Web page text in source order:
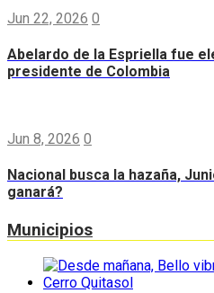
Jun 22, 2026 0
Abelardo de la Espriella fue
presidente de Colombia
Jun 8, 2026 0
Nacional busca la hazaña,
ganará?
Municipios